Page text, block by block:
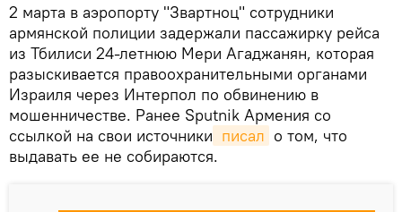
2 марта в аэропорту "Звартноц" сотрудники
армянской полиции задержали пассажирку рейса
из Тбилиси 24-летнюю Мери Агаджанян, которая
разыскивается правоохранительными органами
Израиля через Интерпол по обвинению в
мошенничестве. Ранее Sputnik Армения со
ссылкой на свои источники писал о том, что
выдавать ее не собираются.